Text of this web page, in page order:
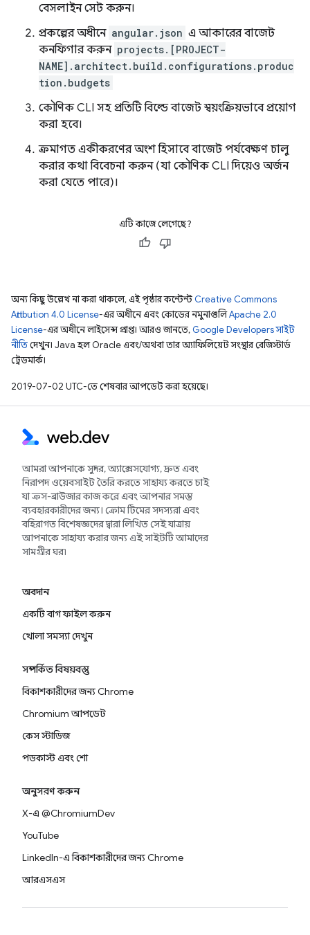
বেসলাইন সেট করুন।
প্রকল্পের অধীনে angular.json এ আকারের বাজেট
কনফিগার করুন projects.[PROJECT-
NAME].architect.build.configurations.produc
tion.budgets
কৌণিক CLI সহ প্রতিটি বিল্ডে বাজেট স্বয়ংক্রিয়ভাবে প্রয়োগ
করা হবে।
ক্রমাগত একীকরণের অংশ হিসাবে বাজেট পর্যবেক্ষণ চালু
করার কথা বিবেচনা করুন (যা কৌণিক CLI দিয়েও অর্জন
করা যেতে পারে)।
এটি কাজে লেগেছে?
অন্য কিছু উল্লেখ না করা থাকলে, এই পৃষ্ঠার কন্টেন্ট Creative Commons
Attribution 4.0 License-এর অধীনে এবং কোডের নমুনাগুলিApache 2.0
License-এর অধীনে লাইসেন্স প্রাপ্ত। আরও জানতে, Google Developers সাইট
নীতিদেখুন। Java হল Oracle এবং/অথবা তার অ্যাফিলিয়েট সংস্থার রেজিস্টার্ড
ট্রেডমার্ক।
2019-07-02 UTC-তে শেষবার আপডেট করা হয়েছে।
আমরা আপনাকে সুন্দর, অ্যাক্সেসযোগ্য, দ্রুত এবং
নিরাপদ ওয়েবসাইট তৈরি করতে সাহায্য করতে চাই
যা ক্রস-ব্রাউজার কাজ করে এবং আপনার সমস্ত
ব্যবহারকারীদের জন্য। ক্রোম টিমের সদস্যরা এবং
বহিরাগত বিশেষজ্ঞদের দ্বারা লিখিত সেই যাত্রায়
আপনাকে সাহায্য করার জন্য এই সাইটটি আমাদের
সামগ্রীর ঘর৷
অবদান
একটি বাগ ফাইল করুন
খোলা সমস্যা দেখুন
সম্পর্কিত বিষয়বস্তু
বিকাশকারীদের জন্য Chrome
Chromium আপডেট
কেস স্টাডিজ
পডকাস্ট এবং শো
অনুসরণ করুন
X-এ @ChromiumDev
YouTube
LinkedIn-এ বিকাশকারীদের জন্য Chrome
আরএসএস